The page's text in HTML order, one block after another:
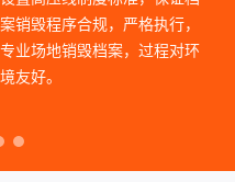
案销毁程序合规，严格执行，
专业场地销毁档案，过程对环
境友好。